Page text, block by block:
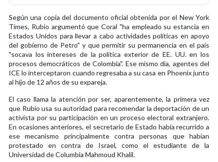
Según una copia del documento oficial obtenida por el New York
Times, Rubio argumentó que Coral "ha empleado su estancia en
Estados Unidos para llevar a cabo actividades políticas en apoyo
del gobierno de Petro" y que permitir su permanencia en el país
"socava los intereses de la política exterior de EE. UU. en los
procesos democráticos de Colombia". Ese mismo día, agentes del
ICE lo interceptaron cuando regresaba a su casa en Phoenix junto
al hijo de 12 años de su expareja.
El caso llama la atención por ser, aparentemente, la primera vez
que Rubio usa su autoridad para recomendar la deportación de un
activista por su participación en un proceso electoral extranjero.
En ocasiones anteriores, el secretario de Estado había recurrido a
ese mecanismo principalmente contra personas que habían
protestado en contra de Israel, como el estudiante de la
Universidad de Columbia Mahmoud Khalil.